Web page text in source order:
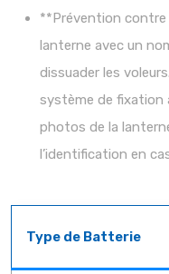
**Prévention contre
lanterne avec un
dissuader les
système de fixation
photos de la
l’identification en
Type de Batterie